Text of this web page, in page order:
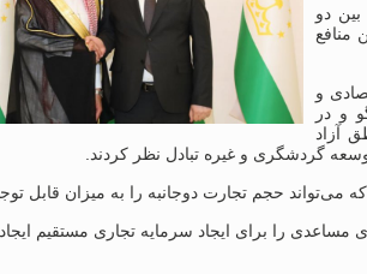
دو
منافع
و
و در
آزاد
گردشگری و غیره تبادل نظر کردند.
می‌تواند حجم تجارت دوجانبه را به میزان قابل
را برای ایجاد سرمایه تجاری مستقیم